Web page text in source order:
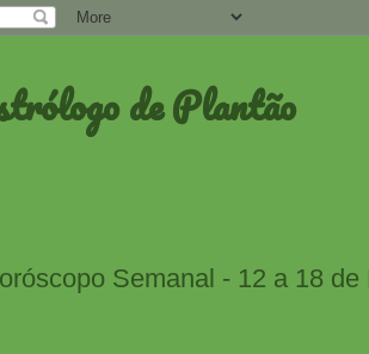
de Plantão
Semanal - 12 a 18 de